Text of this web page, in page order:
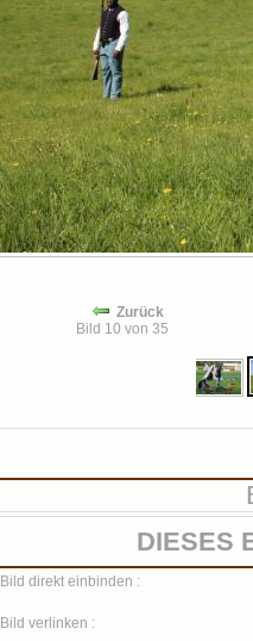
Zurück
Bild 10 von 35
DIESES
Bild direkt einbinden :
Bild verlinken :